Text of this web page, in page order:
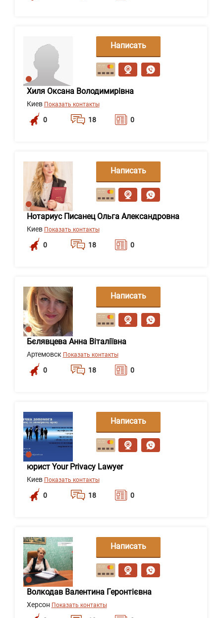
Хиля Оксана Володимирівна
Киев Показать контакты
0 18 0
Написать
сообщение
Нотариус Писанец Ольга Александровна
Киев Показать контакты
0 18 0
Написать
сообщение
Бєлявцева Анна Віталіївна
Артемовск Показать контакты
0 18 0
Написать
сообщение
юрист Your Privacy Lawyer
Киев Показать контакты
0 18 0
Написать
сообщение
Волкодав Валентина Геронтієвна
Херсон Показать контакты
Написать
сообщение